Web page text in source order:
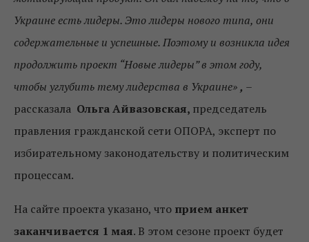
Украине есть лидеры. Это лидеры нового типа, они
содержательные и успешные. Поэтому и возникла идея
продолжить проект “Новые лидеры” в этом году,
чтобы углубить тему лидерства в Украине», –
рассказала Ольга Айвазовская, председатель
правления гражданской сети ОПОРА, эксперт по
избирательному законодательству и политическим
процессам.
На сайте проекта указано, что прием анкет
заканчивается 1 мая. В этом сезоне проект будет